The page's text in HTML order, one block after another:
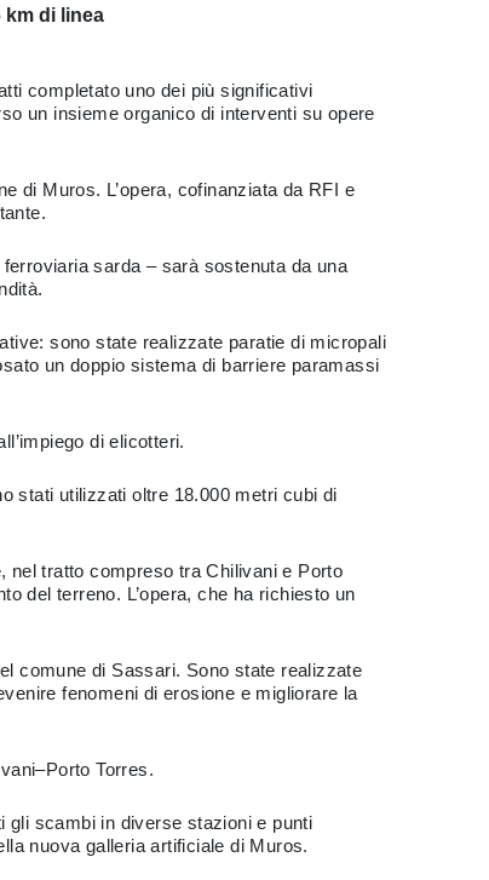
km di linea
completato uno dei più significativi
un insieme organico di interventi su opere
di Muros. L’opera, cofinanziata da RFI e
sarda – sarà sostenuta da una
sono state realizzate paratie di micropali
un doppio sistema di barriere paramassi
di elicotteri.
stati utilizzati oltre 18.000 metri cubi di
nel tratto compreso tra Chilivani e Porto
del terreno. L’opera, che ha richiesto un
comune di Sassari. Sono state realizzate
fenomeni di erosione e migliorare la
Torres.
gli scambi in diverse stazioni e punti
nuova galleria artificiale di Muros.